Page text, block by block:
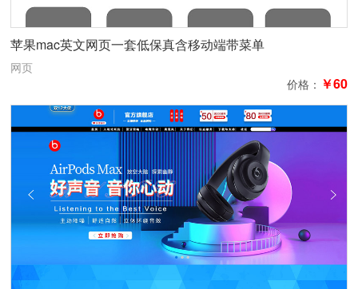
苹果mac英文网页一套低保真含移动端带菜单
网页
价格： ￥60